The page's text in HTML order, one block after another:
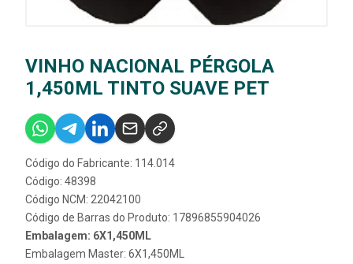
VINHO NACIONAL PÉRGOLA
1,450ML TINTO SUAVE PET
Código do Fabricante: 114.014
Código: 48398
Código NCM: 22042100
Código de Barras do Produto: 17896855904026
Embalagem: 6X1,450ML
Embalagem Master: 6X1,450ML